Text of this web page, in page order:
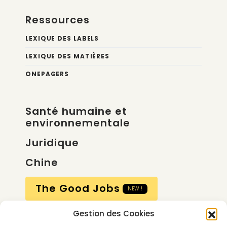
Gestion des Cookies
Ressources
LEXIQUE DES LABELS
LEXIQUE DES MATIÈRES
ONEPAGERS
Santé humaine et
environnementale
Juridique
Chine
The Good Jobs
NEW !